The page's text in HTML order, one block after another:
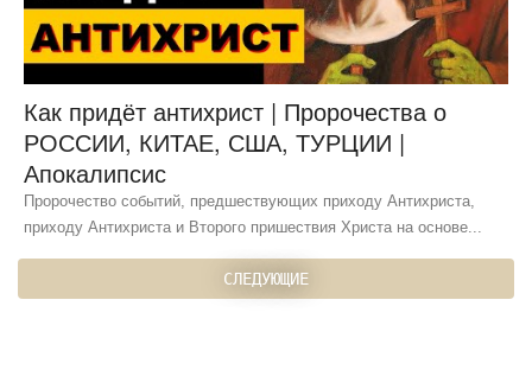
Как придёт антихрист | Пророчества о
РОССИИ, КИТАЕ, США, ТУРЦИИ |
Апокалипсис
Пророчество событий, предшествующих приходу Антихриста,
приходу Антихриста и Второго пришествия Христа на основе...
СЛЕДУЮЩИЕ